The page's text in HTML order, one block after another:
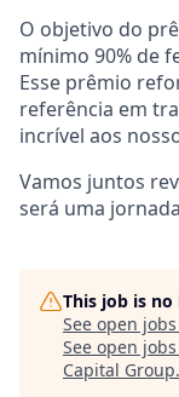
O objetivo do
mínimo 90% de
Esse prêmio
referência em
incrível aos
Vamos juntos
será uma
This job is
See open
See open
Capital Group.